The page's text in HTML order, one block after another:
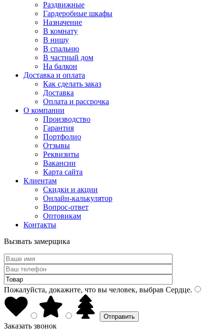
Раздвижные
Гардеробные шкафы
Назначение
В комнату
В нишу
В спальню
В частный дом
На балкон
Доставка и оплата
Как сделать заказ
Доставка
Оплата и рассрочка
О компании
Производство
Гарантия
Портфолио
Отзывы
Реквизиты
Вакансии
Карта сайта
Клиентам
Скидки и акции
Онлайн-калькулятор
Вопрос-ответ
Оптовикам
Контакты
Вызвать замерщика
Пожалуйста, докажите, что вы человек, выбрав Сердце.
Заказать звонок